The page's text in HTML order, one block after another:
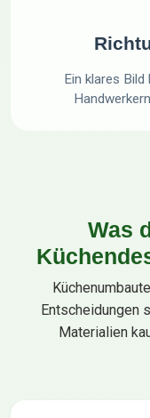
Ein klares
Was
Entscheidungen
Materialien